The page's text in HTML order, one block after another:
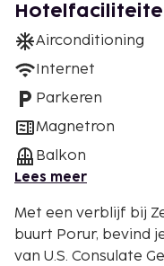
Airconditioning
Internet
Parkeren
Magnetron
Balkon
Lees meer
Met een verblijf bij
buurt Porur, bevind
van U.S. Consulate